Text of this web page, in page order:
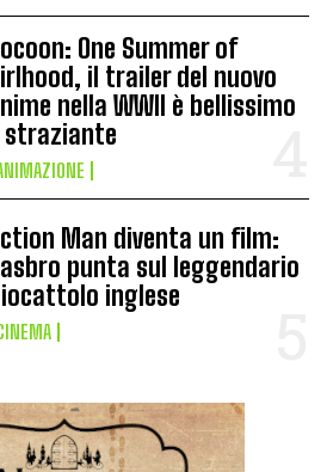
One Summer of
il trailer del nuovo
nella WWII è bellissimo
straziante
Man diventa un film:
punta sul leggendario
inglese